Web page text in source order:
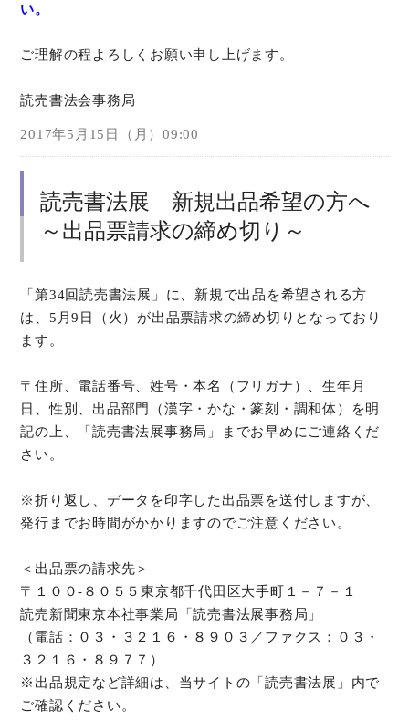
い。
ご理解の程よろしくお願い申し上げます。
読売書法会事務局
2017年5月15日（月）09:00
読売書法展 新規出品希望の方へ
～出品票請求の締め切り～
「第34回読売書法展」に、新規で出品を希望される方
は、5月9日（火）が出品票請求の締め切りとなっており
ます。
〒住所、電話番号、姓号・本名（フリガナ）、生年月
日、性別、出品部門（漢字・かな・篆刻・調和体）を明
記の上、「読売書法展事務局」までお早めにご連絡くだ
さい。
※折り返し、データを印字した出品票を送付しますが、
発行までお時間がかかりますのでご注意ください。
＜出品票の請求先＞
〒１００‐８０５５東京都千代田区大手町１－７－１
読売新聞東京本社事業局「読売書法展事務局」
（電話：０３・３２１６・８９０３／ファクス：０３・
３２１６・８９７７）
※出品規定など詳細は、当サイトの「読売書法展」内で
ご確認ください。